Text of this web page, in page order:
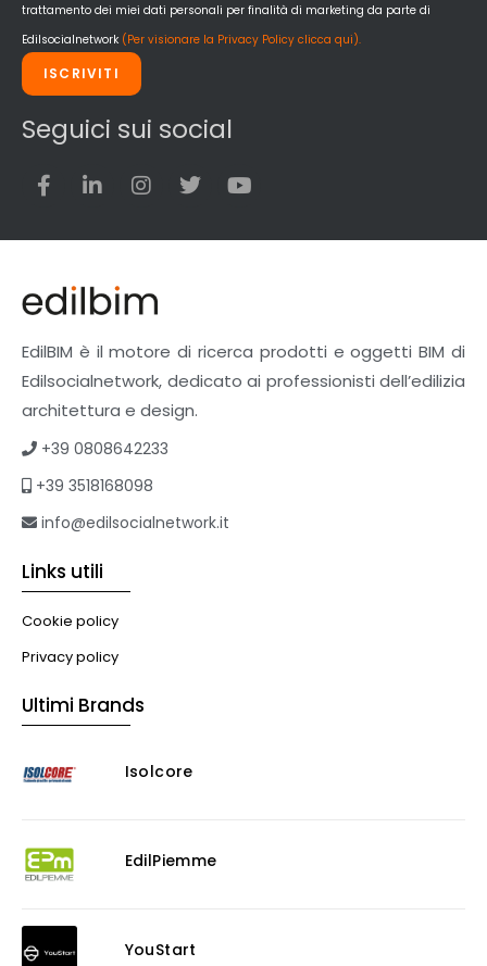
trattamento dei miei dati personali per finalità di marketing da parte di
Edilsocialnetwork (Per visionare la Privacy Policy clicca qui).
ISCRIVITI
Seguici sui social
EdilBIM è il motore di ricerca prodotti e oggetti BIM di
Edilsocialnetwork, dedicato ai professionisti dell’edilizia
architettura e design.
+39 0808642233
+39 3518168098
info@edilsocialnetwork.it
Links utili
Cookie policy
Privacy policy
Ultimi Brands
Isolcore
EdilPiemme
YouStart